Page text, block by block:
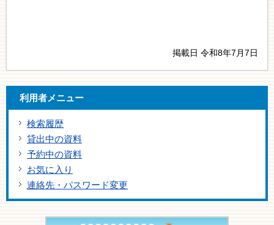
掲載日 令和8年7月7日
利用者メニュー
検索履歴
貸出中の資料
予約中の資料
お気に入り
連絡先・パスワード変更